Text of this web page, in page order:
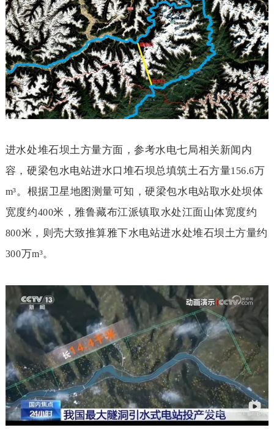
进水处堆石坝土方量方面，参考水电七局相关新闻内
容，硬梁包水电站进水口堆石坝总填筑土石方量156.6万
m³。根据卫星地图测量可知，硬梁包水电站取水处坝体
宽度约400米，雅鲁藏布江派镇取水处江面山体宽度约
800米，则壳大致推算雅下水电站进水处堆石坝土方量约
300万m³。